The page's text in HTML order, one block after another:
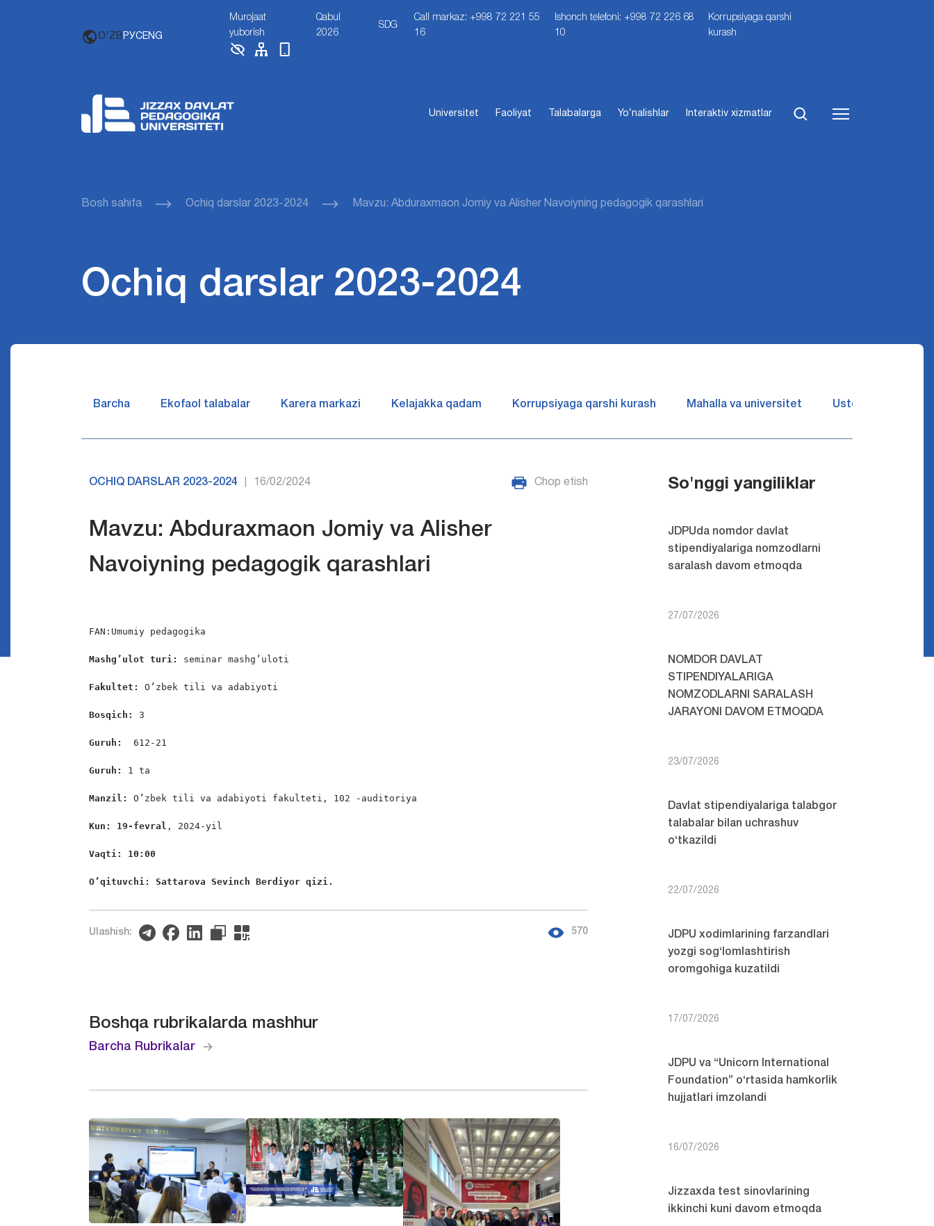
O'ZB РУСENG
Murojaat
yuborish
Qabul
2026
SDG
Call markaz: +998 72 221 55
16
Ishonch telefoni: +998 72 226 68
10
Korrupsiyaga qarshi
kurash
Universitet Faoliyat Talabalarga Yo‘nalishlar Interaktiv xizmatlar
Bosh sahifa Ochiq darslar 2023-2024 Mavzu: Abduraxmaon Jomiy va Alisher Navoiyning pedagogik qarashlari
Ochiq darslar 2023-2024
Barcha Ekofaol talabalar Karera markazi Kelajakka qadam Korrupsiyaga qarshi kurash Mahalla va universitet Ustozlar suhbatin
OCHIQ DARSLAR 2023-2024 16/02/2024 Chop etish
Mavzu: Abduraxmaon Jomiy va Alisher
Navoiyning pedagogik qarashlari
FAN:Umumiy pedagogika
Mashg’ulot turi: seminar mashg’uloti
Fakultet: O’zbek tili va adabiyoti
Bosqic h: 3
Guruh: 612-21
Guruh: 1 ta
Manzil: O’zbek tili va adabiyoti fakulteti, 102 -auditoriya
Kun: 19-fevral , 2024-yil
Vaqti: 10:00
O’qituvchi: Sattarova Sevinch Berdiyor qizi.
Ulashish: 570
Boshqa rubrikalarda mashhur
Barcha Rubrikalar
So'nggi yangiliklar
JDPUda nomdor davlat
stipendiyalariga nomzodlarni
saralash davom etmoqda
27/07/2026
NOMDOR DAVLAT
STIPENDIYALARIGA
NOMZODLARNI SARALASH
JARAYONI DAVOM ETMOQDA
23/07/2026
Davlat stipendiyalariga talabgor
talabalar bilan uchrashuv
o‘tkazildi
22/07/2026
JDPU xodimlarining farzandlari
yozgi sog‘lomlashtirish
oromgohiga kuzatildi
17/07/2026
JDPU va “Unicorn International
Foundation” o‘rtasida hamkorlik
hujjatlari imzolandi
16/07/2026
Jizzaxda test sinovlarining
ikkinchi kuni davom etmoqda